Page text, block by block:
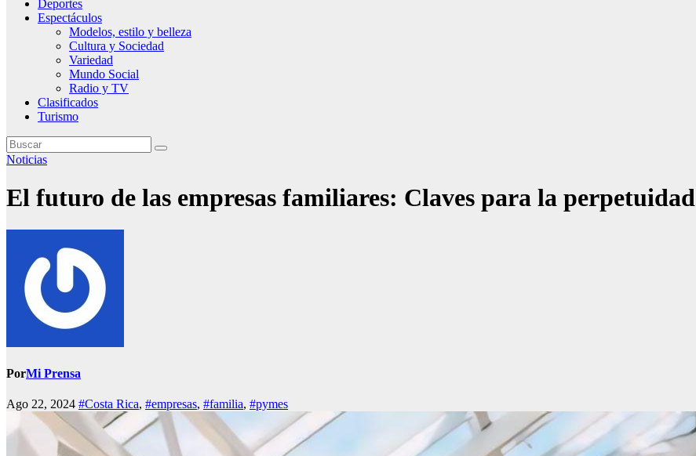
Deportes
Espectáculos
Modelos, estilo y belleza
Cultura y Sociedad
Variedad
Mundo Social
Radio y TV
Clasificados
Turismo
Noticias
El futuro de las empresas familiares: Claves para la perpetuidad
PorMi Prensa
Ago 22, 2024 #Costa Rica, #empresas, #familia, #pymes